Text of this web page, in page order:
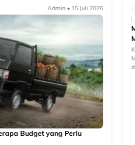
Admin • 07 Juli 2026
Sistem 4WD dalam Menaklukkan
Road Ekstrem
double cabin untuk medan berat,
sebagai salah satu yang paling
ketangguhan mesinnya, tetapi karena